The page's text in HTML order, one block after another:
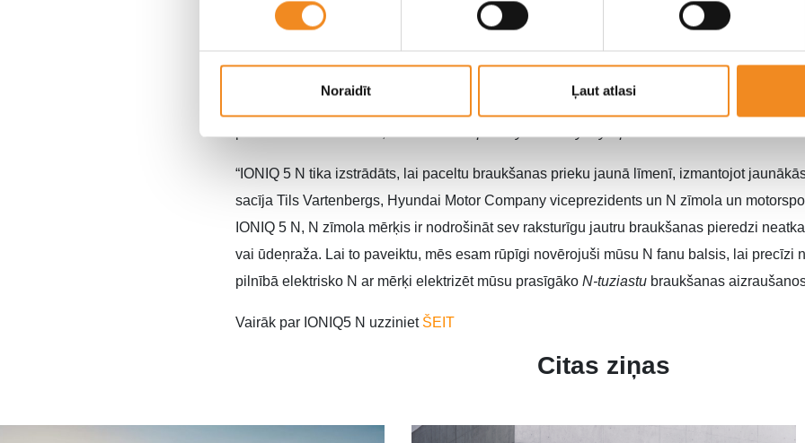
Noraidīt Ļaut atlasi
IONIQ 5 N apvieno standarta IONIQ 5 modeļa Electrified-Global Modular Platform (E-
“IONIQ 5 N tika izstrādāts, lai paceltu braukšanas prieku jaunā līmenī, izmantojot
sacīja Tils Vartenbergs, Hyundai Motor Company viceprezidents un N zīmola un
IONIQ 5 N, N zīmola mērķis ir nodrošināt sev raksturīgu jautru braukšanas pieredzi
vai ūdeņraža. Lai to paveiktu, mēs esam rūpīgi novērojuši mūsu N fanu balsis, lai precīzi
pilnībā elektrisko N ar mērķi elektrizēt mūsu prasīgāko N-tuziastu braukšanas
Vairāk par IONIQ5 N uzziniet ŠEIT
Citas ziņas